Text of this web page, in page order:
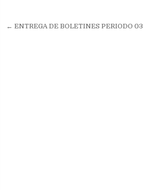
Navegación
← ENTREGA DE BOLETINES PERIODO 03